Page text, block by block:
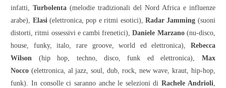
infatti,Turbolenta (melodie tradizionali del Nord Africa e influenze
arabe), Elasi(elettronica, pop e ritmi esotici),Radar Jamming (suoni
distorti, ritmi ossessivi e cambi frenetici),Daniele Marzano(nu-disco,
house, funky, italo, rare groove, world ed elettronica), Rebecca
Wilson (hip hop, techno, disco, funk ed elettronica), Max
Nocco (elettronica, al jazz, soul, dub, rock, new wave, kraut, hip-hop,
funk). In consolle ci saranno anche le selezioni diRachele Andrioli,